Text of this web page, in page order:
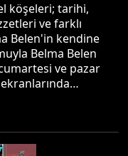
köşeleri; tarihi,
ve farklı
Belen'in kendine
Belma Belen
ve pazar
ekranlarında…